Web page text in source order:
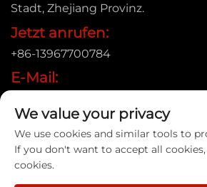
Stadt, Zhejiang Provinz.
Jetzt anrufen:
+86-13967700784
E-Mail:
Urheberrecht © 2025 Ruian Xinye
We value your privacy
We use cookies and similar tools to
If you don't want to accept all
cookies.